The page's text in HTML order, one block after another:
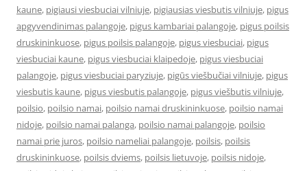
kaune, pigiausi viesbuciai vilniuje, pigiausias viesbutis vilniuje, pigus
apgyvendinimas palangoje, pigus kambariai palangoje, pigus poilsis
druskininkuose, pigus poilsis palangoje, pigus viesbuciai, pigus
viesbuciai kaune, pigus viesbuciai klaipedoje, pigus viesbuciai
palangoje, pigus viesbuciai paryziuje, pigūs viešbučiai vilniuje, pigus
viesbutis kaune, pigus viesbutis palangoje, pigus viešbutis vilniuje,
poilsio, poilsio namai, poilsio namai druskininkuose, poilsio namai
nidoje, poilsio namai palanga, poilsio namai palangoje, poilsio
namai prie juros, poilsio nameliai palangoje, poilsis, poilsis
druskininkuose, poilsis dviems, poilsis lietuvoje, poilsis nidoje,